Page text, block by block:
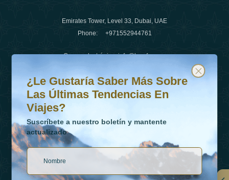
Emirates Tower, Level 33, Dubai, UAE
Phone: +971552944761
Correo electrónico:info@luxafar.com
Número de WhatsApp
+442034682356
+971552944761
Vínculos
¿Le gustaría saber más sobre las últimas tendencias en
Suscríbete a nuestro boletín y mantente actualizado
¿Le Gustaría Saber Más Sobre
Las Últimas Tendencias En
Viajes?
Suscríbete a nuestro boletín y mantente
actualizado